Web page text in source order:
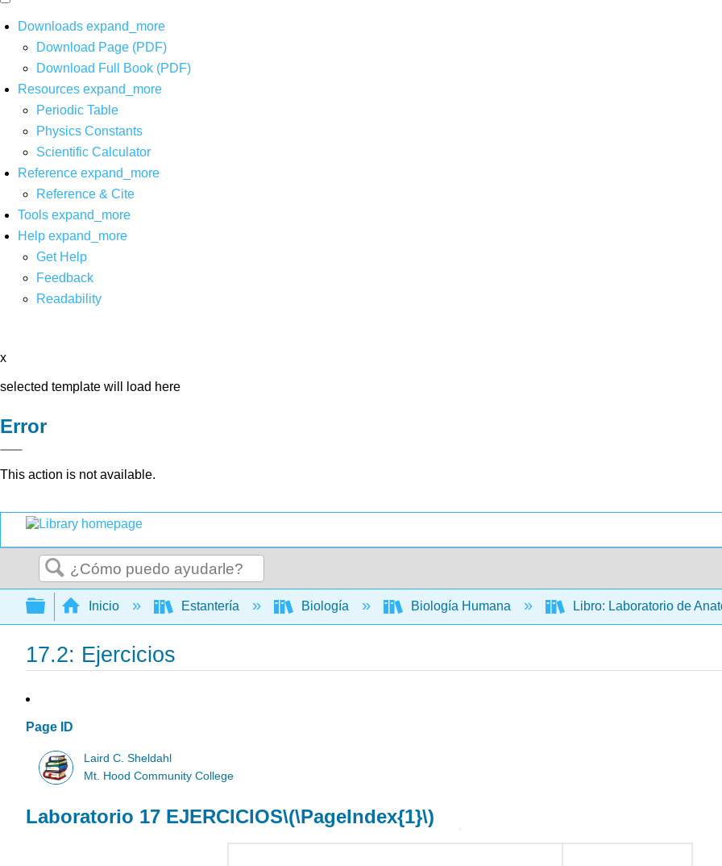
Downloads expand_more
Download Page (PDF)
Download Full Book (PDF)
Resources expand_more
Periodic Table
Physics Constants
Scientific Calculator
Reference expand_more
Reference & Cite
Tools expand_more
Help expand_more
Get Help
Feedback
Readability
x
selected template will load here
Error
This action is not available.
Buscar
Expandir/contraer jerarquía global
Inicio Estantería Biología Biología Humana Libro: Laboratorio de
17.2: Ejercicios
Page ID
Laird C. Sheldahl
Mt. Hood Community College
Laboratorio 17 EJERCICIOS\(\PageIndex{1}\)